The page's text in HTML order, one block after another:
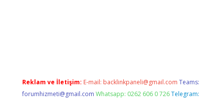
Reklam ve İletişim: E-mail: backlinkpaneli@gmail.com Teams:
forumhizmeti@gmail.com Whatsapp: 0262 606 0 726 Telegram: